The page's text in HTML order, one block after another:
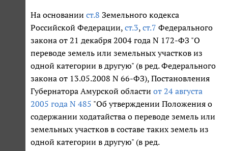
На основании ст.8 Земельного кодекса
Российской Федерации, ст.3, ст.7 Федерального
закона от 21 декабря 2004 года N 172-ФЗ "О
переводе земель или земельных участков из
одной категории в другую" (в ред. Федерального
закона от 13.05.2008 N 66-ФЗ), Постановления
Губернатора Амурской области от 24 августа
2005 года N 485 "Об утверждении Положения о
содержании ходатайства о переводе земель или
земельных участков в составе таких земель из
одной категории в другую" (в ред.